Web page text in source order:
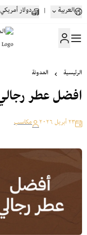
العربية | دولار أمريكي
الرئيسية المدونة
افضل عطر
٢٣ أبريل ٢٠٢٦ مكاسب